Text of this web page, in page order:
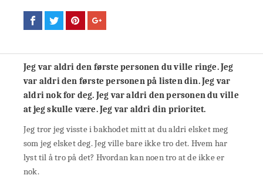
Jeg var aldri den første personen du ville ringe. Jeg
var aldri den første personen på listen din. Jeg var
aldri nok for deg. Jeg var aldri den personen du ville
at jeg skulle være. Jeg var aldri din prioritet.
Jeg tror jeg visste i bakhodet mitt at du aldri elsket meg
som jeg elsket deg. Jeg ville bare ikke tro det. Hvem har
lyst til å tro på det? Hvordan kan noen tro at de ikke er
nok.